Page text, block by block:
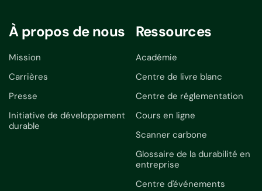
À propos de nous
Mission
Carrières
Presse
Initiative de développement
durable
Ressources
Académie
Centre de livre blanc
Centre de réglementation
Cours en ligne
Scanner carbone
Glossaire de la durabilité en
entreprise
Centre d'événements